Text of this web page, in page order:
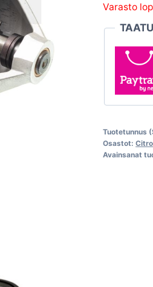
Varasto
Tuotetunnus
Osastot:
Avainsanat